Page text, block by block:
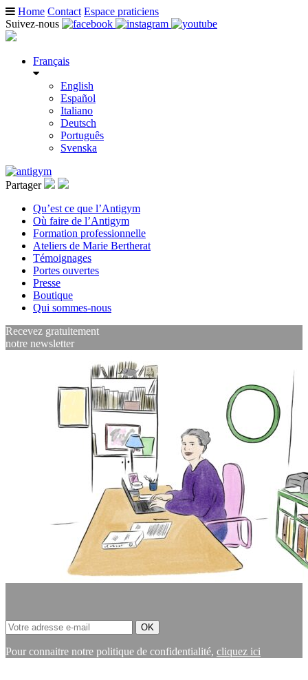
Home Contact Espace praticiens
Suivez-nous
Français
English
Español
Italiano
Deutsch
Português
Svenska
Partager
Qu’est ce que l’Antigym
Où faire de l’Antigym
Formation professionnelle
Ateliers de Marie Bertherat
Témoignages
Portes ouvertes
Presse
Boutique
Qui sommes-nous
Recevez gratuitement
notre newsletter
Pour connaitre notre politique de confidentialité, cliquez ici